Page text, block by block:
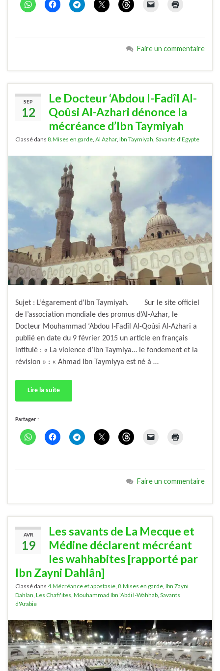
Faire un commentaire
SEP
12
Le Docteur ‘Abdou l-Fadîl Al-
Qoûsi Al-Azhari dénonce la
mécréance d’Ibn Taymiyah
Classé dans 8.Mises en garde, Al Azhar, Ibn Taymiyah, Savants d'Egypte
Sujet : L’égarement d’Ibn Taymiyah. Sur le site officiel
de l’association mondiale des promus d’Al-Azhar, le
Docteur Mouhammad ‘Abdou l-Fadîl Al-Qoûsi Al-Azhari a
publié en date du 9 février 2015 un article en français
intitulé : « La violence d’Ibn Taymiya… le fondement et la
révision » : « Ahmad Ibn Taymiyya est né à …
Lire la suite
Partager :
Faire un commentaire
AVR
19
Les savants de La Mecque et
Médine déclarent mécréant
les wahhabites [rapporté par
Ibn Zayni Dahlân]
Classé dans 4.Mécréance et apostasie, 8.Mises en garde, Ibn Zayni
Dahlan, Les Chafi'ites, Mouhammad Ibn 'Abdi l-Wahhab, Savants
d'Arabie